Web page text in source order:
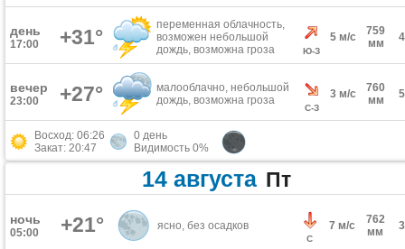
день
17:00 +31°
переменная облачность,
возможен небольшой
дождь, возможна гроза
Ю-З
5 м/с
759
мм
вечер
23:00 +27°
малооблачно, небольшой
дождь, возможна гроза
С-З
3 м/с
760
мм
Восход: 06:26
Закат: 20:47
0 день
Видимость 0%
14 августа Пт
ночь
05:00 +21° ясно, без осадков
С
7 м/с
762
мм